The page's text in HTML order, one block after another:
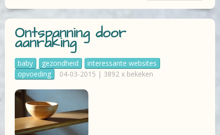
Ontspanning door
aanraking
baby gezondheid
interessante websites
opvoeding
04-03-2015 | 3892 x bekeken